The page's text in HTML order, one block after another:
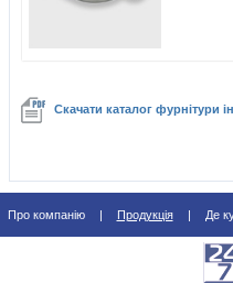
Скачати каталог фурнітури
Про компанію | Продукція | Де